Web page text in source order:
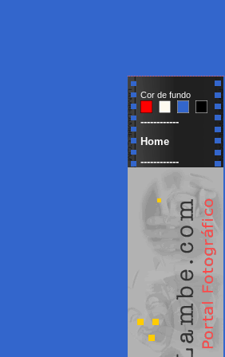
Cor de fundo
------------
Home
------------